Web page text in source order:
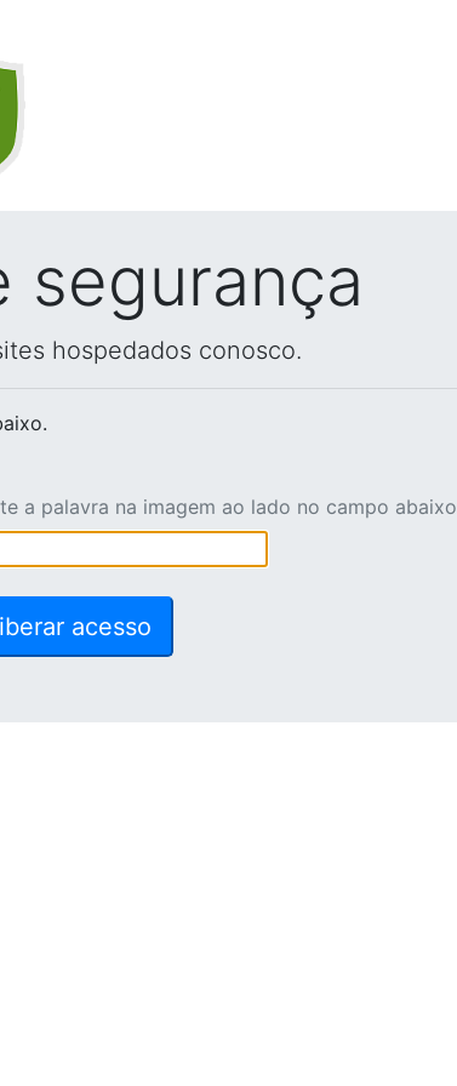
segurança
hospedados conosco.
a palavra na imagem ao lado no campo abaixo